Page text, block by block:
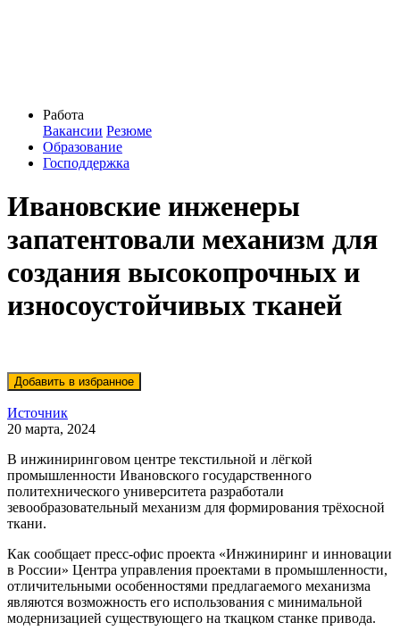
Работа
Вакансии Резюме
Образование
Господдержка
Ивановские инженеры
запатентовали механизм для
создания высокопрочных и
износоустойчивых тканей
Источник
20 марта, 2024
В инжиниринговом центре текстильной и лёгкой
промышленности Ивановского государственного
политехнического университета разработали
зевообразовательный механизм для формирования трёхосной
ткани.
Как сообщает пресс-офис проекта «Инжиниринг и инновации
в России» Центра управления проектами в промышленности,
отличительными особенностями предлагаемого механизма
являются возможность его использования с минимальной
модернизацией существующего на ткацком станке привода.